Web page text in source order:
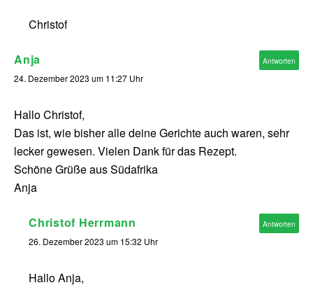
Christof
Anja
24. Dezember 2023 um 11:27 Uhr
Hallo Christof,
Das ist, wie bisher alle deine Gerichte auch waren, sehr
lecker gewesen. Vielen Dank für das Rezept.
Schöne Grüße aus Südafrika
Anja
Antworten
Christof Herrmann
26. Dezember 2023 um 15:32 Uhr
Hallo Anja,
Antworten